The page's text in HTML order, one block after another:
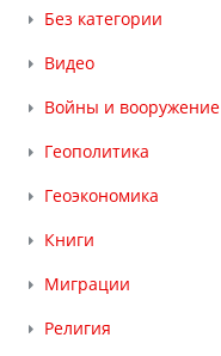
Без категории
Видео
Войны и вооружение
Геополитика
Геоэкономика
Книги
Миграции
Религия